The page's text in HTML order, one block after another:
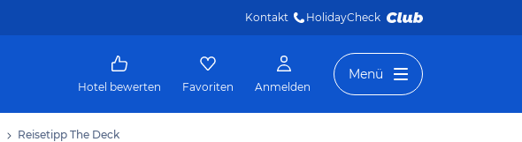
Kontakt HolidayCheck
Hotel bewerten Favoriten Anmelden
Menü
Reisetipp The Deck